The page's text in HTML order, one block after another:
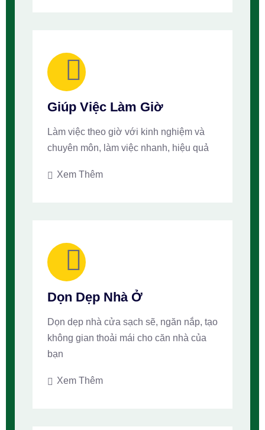
Giúp Việc Làm Giờ
Làm việc theo giờ với kinh nghiệm và
chuyên môn, làm việc nhanh, hiệu quả
Xem Thêm
Dọn Dẹp Nhà Ở
Dọn dẹp nhà cửa sạch sẽ, ngăn nắp, tạo
không gian thoải mái cho căn nhà của
bạn
Xem Thêm